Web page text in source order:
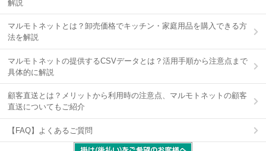
解説
マルモトネットとは？卸売価格でキッチン・家庭用品を購入できる方
法を解説
マルモトネットの提供するCSVデータとは？活用手順から注意点まで
具体的に解説
顧客直送とは？メリットから利用時の注意点、マルモトネットの顧客
直送についてもご紹介
【FAQ】よくあるご質問